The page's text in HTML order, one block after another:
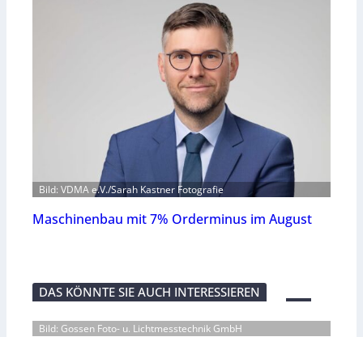
Bild: VDMA e.V./Sarah Kastner Fotografie
Maschinenbau mit 7% Orderminus im August
DAS KÖNNTE SIE AUCH INTERESSIEREN
Bild: Gossen Foto- u. Lichtmesstechnik GmbH